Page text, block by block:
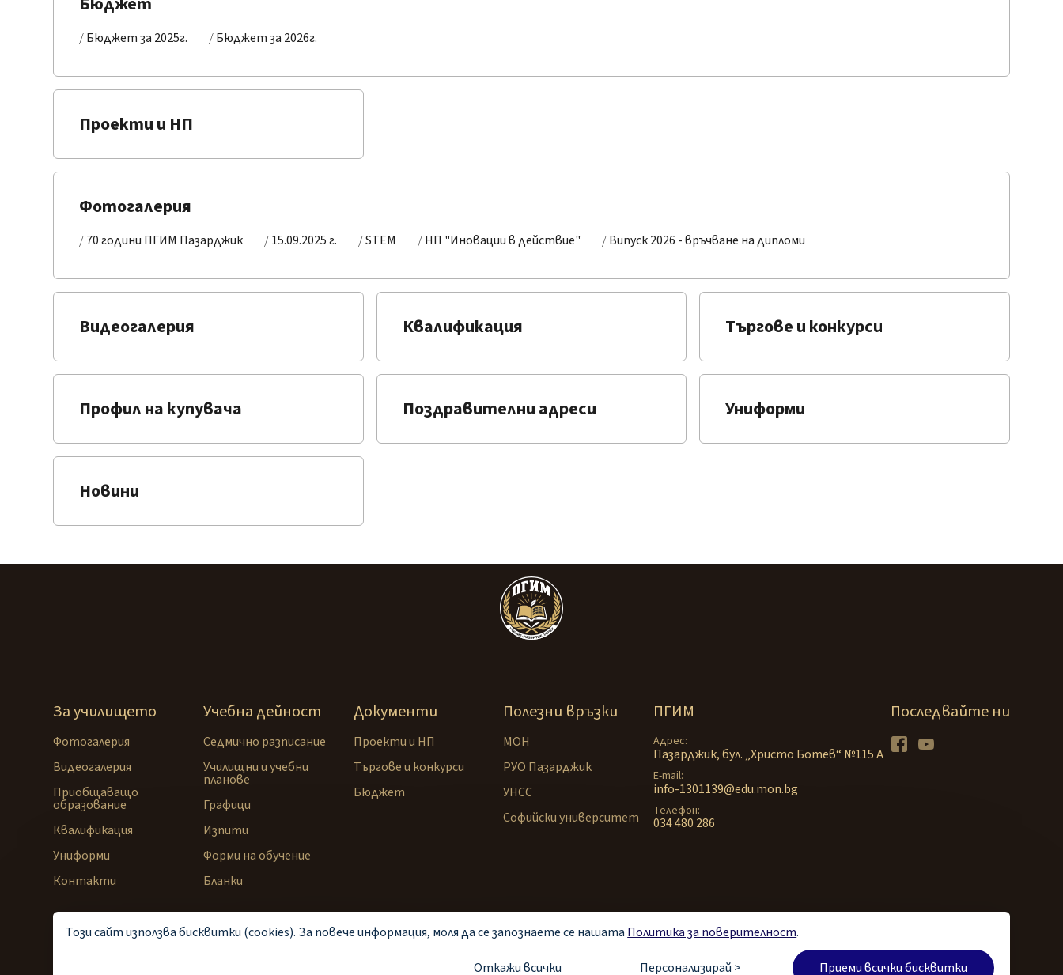
Бюджет за 2025г. Бюджет за 2026г.
Проекти и НП
Фотогалерия
70 години ПГИМ Пазарджик 15.09.2025 г. STEM НП "Иновации в действие" Випуск 2026 - връчване на дипломи
Видеогалерия Квалификация Търгове и конкурси
Профил на купувача Поздравителни адреси Униформи
Новини
За училището
Фотогалерия
Видеогалерия
Приобщаващо
образование
Квалификация
Униформи
Контакти
Учебна дейност
Седмично разписание
Училищни и учебни
планове
Графици
Изпити
Форми на обучение
Бланки
Документи
Проекти и НП
Търгове и конкурси
Бюджет
Полезни връзки
МОН
РУО Пазарджик
УНСС
Софийски университет
ПГИМ
Адрес
Пазарджик, бул. „Христо Ботев“ №115 А
E-mail
info-1301139@edu.mon.bg
Телефон
034 480 286
Последвайте ни
Facebook
Управление на бисквитките
Карта на сайта
Този сайт използва бисквитки (cookies). За повече информация, моля да се запознаете се нашaтa Политика за поверителност.
Откажи всички Персонализирай > Приеми всички бисквитки